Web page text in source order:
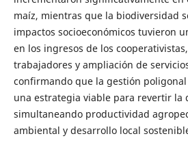
maíz, mientras que la biodiversidad
impactos socioeconómicos tuvieron
en los ingresos de los
trabajadores y ampliación de
confirmando que la gestión
una estrategia viable para revertir la
simultaneando productividad
ambiental y desarrollo local